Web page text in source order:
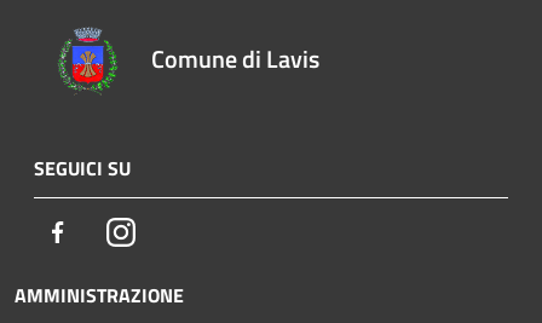
Comune di Lavis
SEGUICI SU
FacebookInstagram
AMMINISTRAZIONE